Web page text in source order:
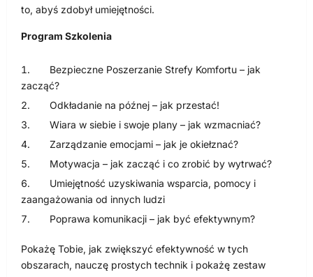
to, abyś zdobył umiejętności.
Program Szkolenia
Bezpieczne Poszerzanie Strefy Komfortu – jak
zacząć?
Odkładanie na późnej – jak przestać!
Wiara w siebie i swoje plany – jak wzmacniać?
Zarządzanie emocjami – jak je okiełznać?
Motywacja – jak zacząć i co zrobić by wytrwać?
Umiejętność uzyskiwania wsparcia, pomocy i
zaangażowania od innych ludzi
Poprawa komunikacji – jak być efektywnym?
Pokażę Tobie, jak zwiększyć efektywność w tych
obszarach, nauczę prostych technik i pokażę zestaw